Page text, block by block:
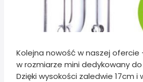
Kolejna nowość w naszej ofercie
w rozmiarze mini dedykowany
Dzięki wysokości zaledwie 17cm